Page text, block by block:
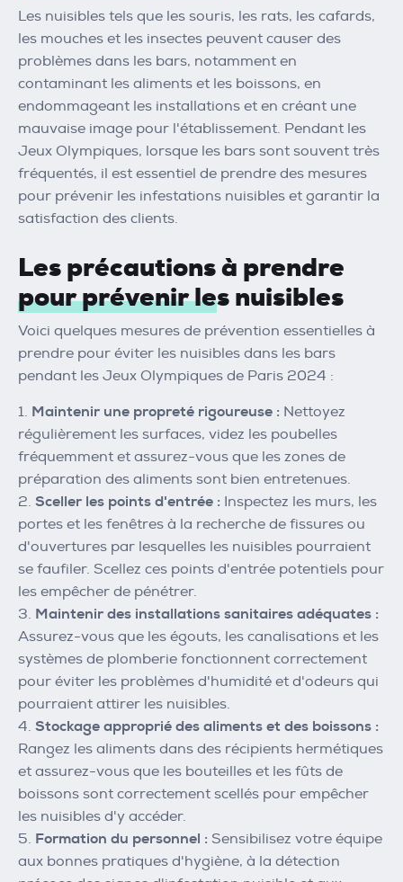
Les nuisibles tels que les souris, les rats, les cafards,
les mouches et les insectes peuvent causer des
problèmes dans les bars, notamment en
contaminant les aliments et les boissons, en
endommageant les installations et en créant une
mauvaise image pour l'établissement. Pendant les
Jeux Olympiques, lorsque les bars sont souvent très
fréquentés, il est essentiel de prendre des mesures
pour prévenir les infestations nuisibles et garantir la
satisfaction des clients.
Les précautions à prendre
pour prévenir les nuisibles
Voici quelques mesures de prévention essentielles à
prendre pour éviter les nuisibles dans les bars
pendant les Jeux Olympiques de Paris 2024 :
Maintenir une propreté rigoureuse : Nettoyez
régulièrement les surfaces, videz les poubelles
fréquemment et assurez-vous que les zones de
préparation des aliments sont bien entretenues.
Sceller les points d'entrée : Inspectez les murs, les
portes et les fenêtres à la recherche de fissures ou
d'ouvertures par lesquelles les nuisibles pourraient
se faufiler. Scellez ces points d'entrée potentiels pour
les empêcher de pénétrer.
Maintenir des installations sanitaires adéquates :
Assurez-vous que les égouts, les canalisations et les
systèmes de plomberie fonctionnent correctement
pour éviter les problèmes d'humidité et d'odeurs qui
pourraient attirer les nuisibles.
Stockage approprié des aliments et des boissons :
Rangez les aliments dans des récipients hermétiques
et assurez-vous que les bouteilles et les fûts de
boissons sont correctement scellés pour empêcher
les nuisibles d'y accéder.
Formation du personnel : Sensibilisez votre équipe
aux bonnes pratiques d'hygiène, à la détection